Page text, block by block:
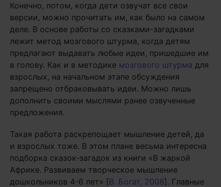
Конечно, потом, когда дети озвучат все свои
версии, можно прочитать им, как было на самом
деле. В основе работы со сказками-загадками
лежит метод мозгового штурма, когда детям
предлагают выдавать любые идеи, пришедшие им
в голову. Как и в методике мозгового штурма для
взрослых, на начальном этапе обсуждения
запрещено отбраковывать идеи. Можно лишь
дополнить своими мыслями ранее озвученные
предложения.
Такая работа раскрепощает мышление детей, да
и взрослых тоже. В этом плане весьма интересна
подборка сказок-загадок из книги «В жаркой
Африке. Развиваем творческое мышление
дошкольников 4-6 лет» [В. Богат, 2008]. Главные